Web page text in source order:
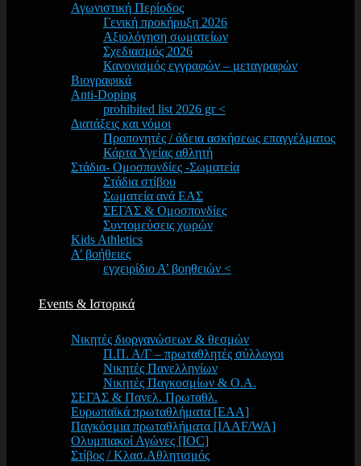
Αγωνιστική Περίοδος
Γενική προκήρυξη 2026
Αξιολόγηση σωματείων
Σχεδιασμός 2026
Κανονισμός εγγραφών – μεταγραφών
Βιογραφικά
Anti-Doping
prohibited list 2026 gr <
Διατάξεις και νόμοι
Προπονητές / άδεια ασκήσεως επαγγέλματος
Κάρτα Υγείας αθλητή
Στάδια- Ομοσπονδίες -Σωματεία
Στάδια στίβου
Σωματεία ανά ΕΑΣ
ΣΕΓΑΣ & Ομοσπονδίες
Συντομεύσεις χωρών
Kids Athletics
Α’ βοήθειες
εγχειρίδιο Α’ βοηθειών <
Events & Ιστορικά
Νικητές διοργανώσεων & θεσμών
Π.Π. Α/Γ – πρωταθλητές σύλλογοι
Νικητές Πανελληνίων
Νικητές Παγκοσμίων & Ο.Α.
ΣΕΓΑΣ & Πανελ. Πρωταθλ.
Ευρωπαϊκά πρωταθλήματα [EAA]
Παγκόσμια πρωταθλήματα [IAAF/WA]
Ολυμπιακοί Αγώνες [IOC]
Στίβος / Κλασ.Αθλητισμός